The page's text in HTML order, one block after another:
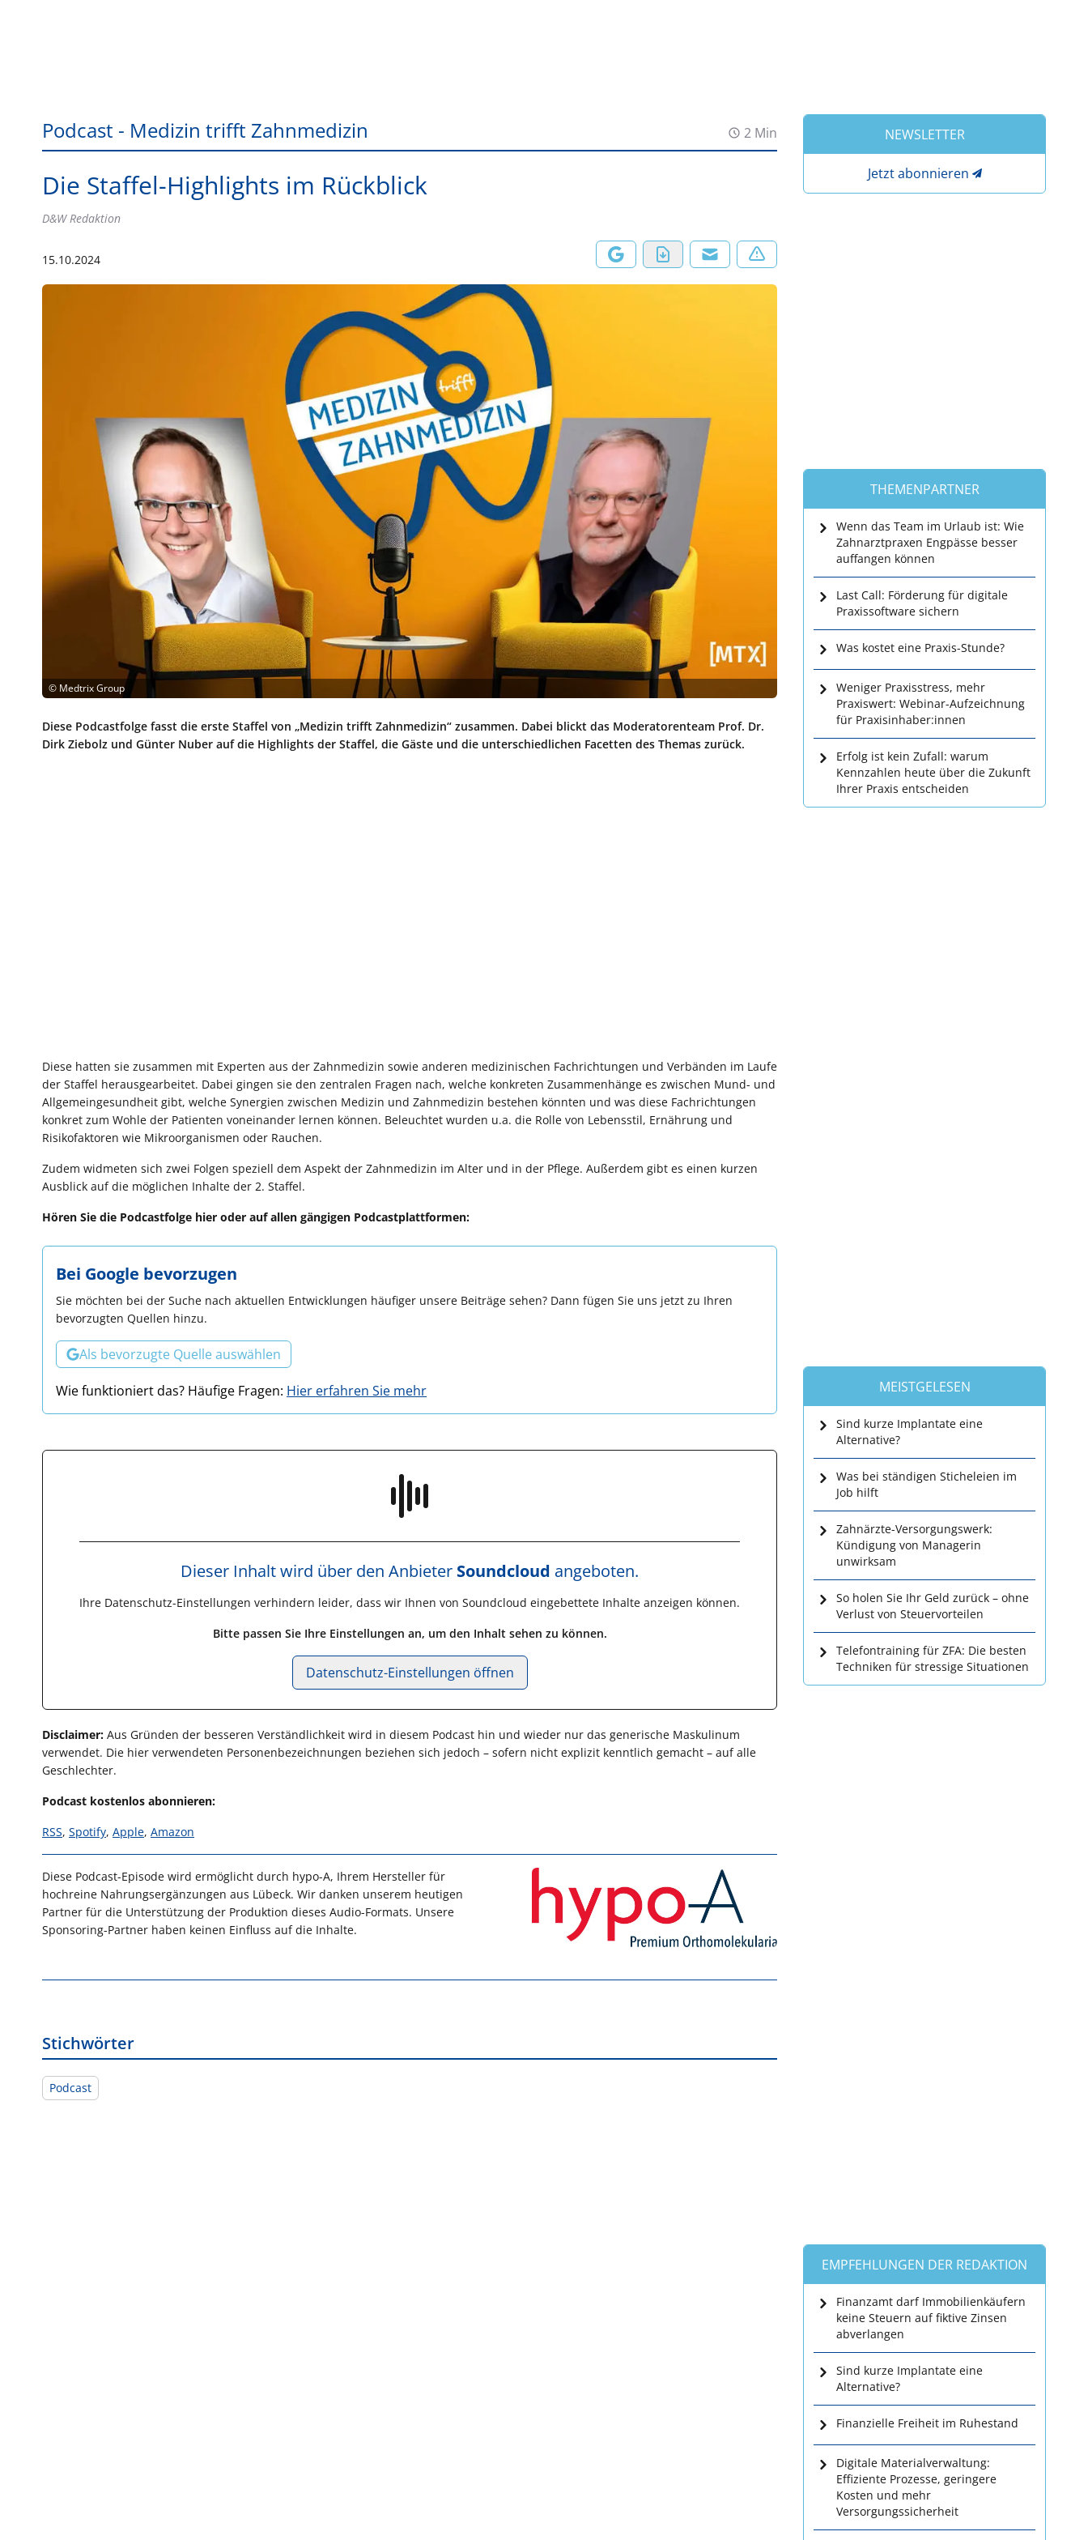
Podcast - Medizin trifft Zahnmedizin 2 Min
Die Staffel-Highlights im Rückblick
D&W Redaktion
15.10.2024
© Medtrix Group
Diese Podcastfolge fasst die erste Staffel von „Medizin trifft Zahnmedizin“ zusammen. Dabei blickt das Moderatorenteam Prof. Dr.
Dirk Ziebolz und Günter Nuber auf die Highlights der Staffel, die Gäste und die unterschiedlichen Facetten des Themas zurück.
Diese hatten sie zusammen mit Experten aus der Zahnmedizin sowie anderen medizinischen Fachrichtungen und Verbänden im Laufe
der Staffel herausgearbeitet. Dabei gingen sie den zentralen Fragen nach, welche konkreten Zusammenhänge es zwischen Mund- und
Allgemeingesundheit gibt, welche Synergien zwischen Medizin und Zahnmedizin bestehen könnten und was diese Fachrichtungen
konkret zum Wohle der Patienten voneinander lernen können. Beleuchtet wurden u.a. die Rolle von Lebensstil, Ernährung und
Risikofaktoren wie Mikroorganismen oder Rauchen.
Zudem widmeten sich zwei Folgen speziell dem Aspekt der Zahnmedizin im Alter und in der Pflege. Außerdem gibt es einen kurzen
Ausblick auf die möglichen Inhalte der 2. Staffel.
Hören Sie die Podcastfolge hier oder auf allen gängigen Podcastplattformen:
Bei Google bevorzugen
Sie möchten bei der Suche nach aktuellen Entwicklungen häufiger unsere Beiträge sehen? Dann fügen Sie uns jetzt zu Ihren
bevorzugten Quellen hinzu.
Als bevorzugte Quelle auswählen
Wie funktioniert das? Häufige Fragen: Hier erfahren Sie mehr
Dieser Inhalt wird über den Anbieter Soundcloud angeboten.
Ihre Datenschutz-Einstellungen verhindern leider, dass wir Ihnen von Soundcloud eingebettete Inhalte anzeigen können.
Bitte passen Sie Ihre Einstellungen an, um den Inhalt sehen zu können.
Datenschutz-Einstellungen öffnen
Disclaimer: Aus Gründen der besseren Verständlichkeit wird in diesem Podcast hin und wieder nur das generische Maskulinum
verwendet. Die hier verwendeten Personenbezeichnungen beziehen sich jedoch – sofern nicht explizit kenntlich gemacht – auf alle
Geschlechter.
Podcast kostenlos abonnieren:
RSS, Spotify, Apple, Amazon
Diese Podcast-Episode wird ermöglicht durch hypo-A, Ihrem Hersteller für
hochreine Nahrungsergänzungen aus Lübeck. Wir danken unserem heutigen
Partner für die Unterstützung der Produktion dieses Audio-Formats. Unsere
Sponsoring-Partner haben keinen Einfluss auf die Inhalte.
Stichwörter
Podcast
NEWSLETTER
Jetzt abonnieren
THEMENPARTNER
Wenn das Team im Urlaub ist: Wie
Zahnarztpraxen Engpässe besser
auffangen können
Last Call: Förderung für digitale
Praxissoftware sichern
Was kostet eine Praxis-Stunde?
Weniger Praxisstress, mehr
Praxiswert: Webinar-Aufzeichnung
für Praxisinhaber:innen
Erfolg ist kein Zufall: warum
Kennzahlen heute über die Zukunft
Ihrer Praxis entscheiden
MEISTGELESEN
Sind kurze Implantate eine
Alternative?
Was bei ständigen Sticheleien im
Job hilft
Zahnärzte-Versorgungswerk:
Kündigung von Managerin
unwirksam
So holen Sie Ihr Geld zurück – ohne
Verlust von Steuervorteilen
Telefontraining für ZFA: Die besten
Techniken für stressige Situationen
EMPFEHLUNGEN DER REDAKTION
Finanzamt darf Immobilienkäufern
keine Steuern auf fiktive Zinsen
abverlangen
Sind kurze Implantate eine
Alternative?
Finanzielle Freiheit im Ruhestand
Digitale Materialverwaltung:
Effiziente Prozesse, geringere
Kosten und mehr
Versorgungssicherheit